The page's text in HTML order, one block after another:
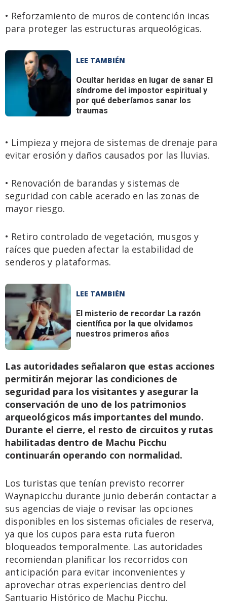
• Reforzamiento de muros de contención incas
para proteger las estructuras arqueológicas.
LEE TAMBIÉN
Ocultar heridas en lugar de sanar El
síndrome del impostor espiritual y
por qué deberíamos sanar los
traumas
• Limpieza y mejora de sistemas de drenaje para
evitar erosión y daños causados por las lluvias.
• Renovación de barandas y sistemas de
seguridad con cable acerado en las zonas de
mayor riesgo.
• Retiro controlado de vegetación, musgos y
raíces que pueden afectar la estabilidad de
senderos y plataformas.
LEE TAMBIÉN
El misterio de recordar La razón
científica por la que olvidamos
nuestros primeros años
Las autoridades señalaron que estas acciones
permitirán mejorar las condiciones de
seguridad para los visitantes y asegurar la
conservación de uno de los patrimonios
arqueológicos más importantes del mundo.
Durante el cierre, el resto de circuitos y rutas
habilitadas dentro de Machu Picchu
continuarán operando con normalidad.
Los turistas que tenían previsto recorrer
Waynapicchu durante junio deberán contactar a
sus agencias de viaje o revisar las opciones
disponibles en los sistemas oficiales de reserva,
ya que los cupos para esta ruta fueron
bloqueados temporalmente. Las autoridades
recomiendan planificar los recorridos con
anticipación para evitar inconvenientes y
aprovechar otras experiencias dentro del
Santuario Histórico de Machu Picchu.